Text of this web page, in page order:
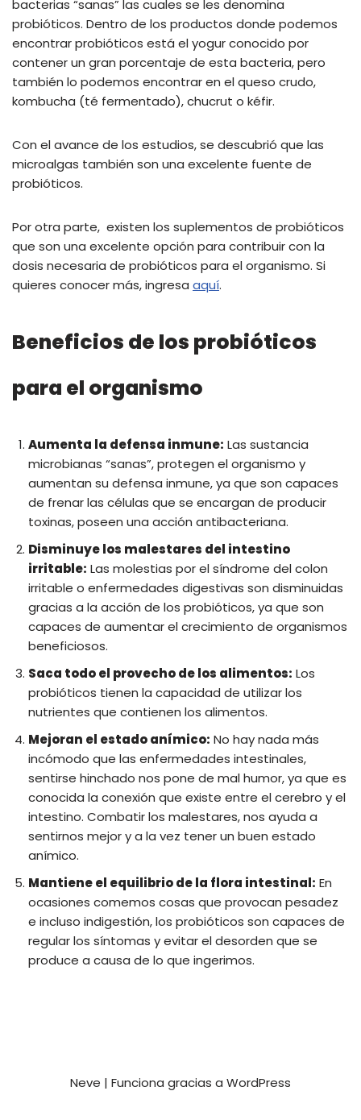
bacterias “sanas” las cuales se les denomina
probióticos. Dentro de los productos donde podemos
encontrar probióticos está el yogur conocido por
contener un gran porcentaje de esta bacteria, pero
también lo podemos encontrar en el queso crudo,
kombucha (té fermentado), chucrut o kéfir.
Con el avance de los estudios, se descubrió que las
microalgas también son una excelente fuente de
probióticos.
Por otra parte, existen los suplementos de probióticos
que son una excelente opción para contribuir con la
dosis necesaria de probióticos para el organismo. Si
quieres conocer más, ingresa aquí.
Beneficios de los probióticos
para el organismo
Aumenta la defensa inmune: Las sustancia
microbianas “sanas”, protegen el organismo y
aumentan su defensa inmune, ya que son capaces
de frenar las células que se encargan de producir
toxinas, poseen una acción antibacteriana.
Disminuye los malestares del intestino
irritable: Las molestias por el síndrome del colon
irritable o enfermedades digestivas son disminuidas
gracias a la acción de los probióticos, ya que son
capaces de aumentar el crecimiento de organismos
beneficiosos.
Saca todo el provecho de los alimentos: Los
probióticos tienen la capacidad de utilizar los
nutrientes que contienen los alimentos.
Mejoran el estado anímico: No hay nada más
incómodo que las enfermedades intestinales,
sentirse hinchado nos pone de mal humor, ya que es
conocida la conexión que existe entre el cerebro y el
intestino. Combatir los malestares, nos ayuda a
sentirnos mejor y a la vez tener un buen estado
anímico.
Mantiene el equilibrio de la flora intestinal: En
ocasiones comemos cosas que provocan pesadez
e incluso indigestión, los probióticos son capaces de
regular los síntomas y evitar el desorden que se
produce a causa de lo que ingerimos.
Neve | Funciona gracias a WordPress